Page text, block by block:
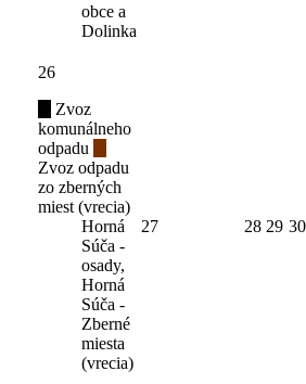
obce a
Dolinka
26
Zvoz
komunálneho
odpadu
Zvoz odpadu
zo zberných
miest (vrecia)
Horná
Súča -
osady,
Horná
Súča -
Zberné
miesta
(vrecia)
27 28 29 30